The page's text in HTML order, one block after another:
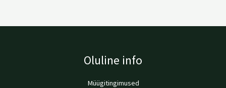
Oluline info
Müügitingimused